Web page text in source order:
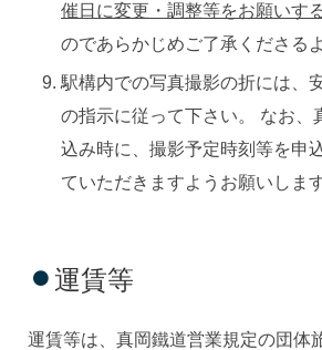
催日に変更・調整等をお願いす
のであらかじめご了承くださる
駅構内での写真撮影の折には、
の指示に従って下さい。 なお、
込み時に、撮影予定時刻等を申
ていただきますようお願いします
運賃等
運賃等は、真岡鐵道営業規定の団体